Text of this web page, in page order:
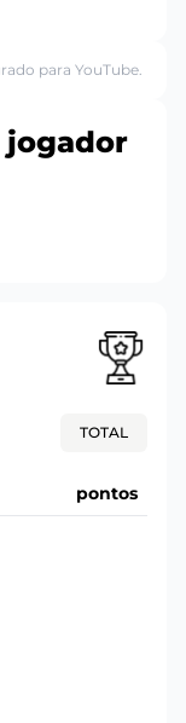
para YouTube.
jogador
TOTAL
pontos